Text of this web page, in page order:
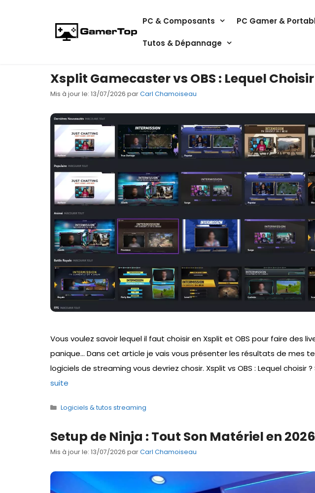
PC & Composants PC Gamer &
Tutos & Dépannage
Xsplit Gamecaster vs OBS : Lequel Choisir
Mis à jour le: 13/07/2026 parCarl Chamoiseau
Vous voulez savoir lequel il faut choisir en Xsplit et OBS pour faire des
panique… Dans cet article je vais vous présenter les résultats de mes
logiciels de streaming vous devriez chosir. Xsplit vs OBS : Lequel choisir
suite
Catégories
Logiciels & tutos streaming
Setup de Ninja : Tout Son Matériel en 2026
Mis à jour le: 13/07/2026 parCarl Chamoiseau